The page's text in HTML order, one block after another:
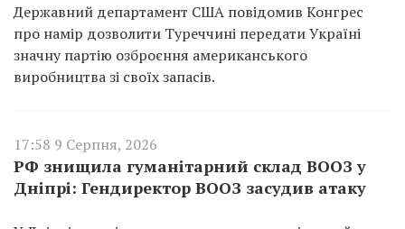
Державний департамент США повідомив Конгрес
про намір дозволити Туреччині передати Україні
значну партію озброєння американського
виробництва зі своїх запасів.
17:58 9 Серпня, 2026
РФ знищила гуманітарний склад ВООЗ у
Дніпрі: Гендиректор ВООЗ засудив атаку